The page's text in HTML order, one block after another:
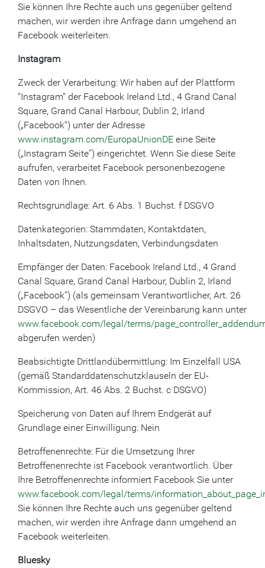
Sie können Ihre Rechte auch uns gegenüber geltend
machen, wir werden ihre Anfrage dann umgehend an
Facebook weiterleiten.
Instagram
Zweck der Verarbeitung: Wir haben auf der Plattform
"Instagram" der Facebook Ireland Ltd., 4 Grand Canal
Square, Grand Canal Harbour, Dublin 2, Irland
(„Facebook") unter der Adresse
www.instagram.com/EuropaUnionDE eine Seite
(„Instagram Seite“) eingerichtet. Wenn Sie diese Seite
aufrufen, verarbeitet Facebook personenbezogene
Daten von Ihnen.
Rechtsgrundlage: Art. 6 Abs. 1 Buchst. f DSGVO
Datenkategorien: Stammdaten, Kontaktdaten,
Inhaltsdaten, Nutzungsdaten, Verbindungsdaten
Empfänger der Daten: Facebook Ireland Ltd., 4 Grand
Canal Square, Grand Canal Harbour, Dublin 2, Irland
(„Facebook“) (als gemeinsam Verantwortlicher, Art. 26
DSGVO – das Wesentliche der Vereinbarung kann unter
www.facebook.com/legal/terms/
abgerufen werden)
Beabsichtigte Drittlandübermittlung: Im Einzelfall USA
(gemäß Standarddatenschutzklauseln der EU-
Kommission, Art. 46 Abs. 2 Buchst. c DSGVO)
Speicherung von Daten auf Ihrem Endgerät auf
Grundlage einer Einwilligung: Nein
Betroffenenrechte: Für die Umsetzung Ihrer
Betroffenenrechte ist Facebook verantwortlich. Über
Ihre Betroffenenrechte informiert Facebook Sie unter
www.facebook.com/legal/terms/
Sie können Ihre Rechte auch uns gegenüber geltend
machen, wir werden ihre Anfrage dann umgehend an
Facebook weiterleiten.
Bluesky